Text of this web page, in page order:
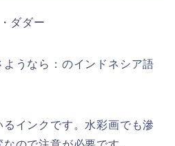
ダダー
ようなら：のインドネシア語
インクです。水彩画でも滲